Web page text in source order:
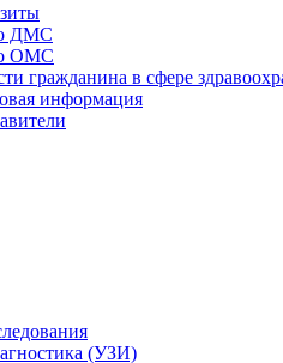
ДМС
ОМС
гражданина в сфере
информация
(УЗИ)